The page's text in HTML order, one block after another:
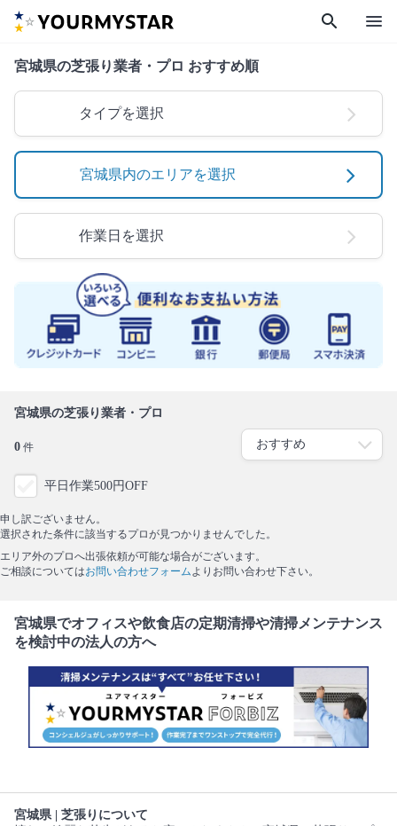
search menu
宮城県の芝張り業者・プロ おすすめ順
タイプを選択
宮城県内のエリアを選択
作業日を選択
宮城県の芝張り業者・プロ
0 件
平日作業500円OFF
申し訳ございません。
選択された条件に該当するプロが見つかりませんでした。
エリア外のプロへ出張依頼が可能な場合がございます。
ご相談についてはお問い合わせフォーム よりお問い合わせ下さい。
宮城県でオフィスや飲食店の定期清掃や清掃メンテナンス
を検討中の法人の方へ
宮城県 | 芝張りについて